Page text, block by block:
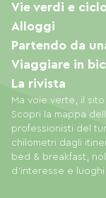
Ma voie verte, il
Scopri la mappa
professionisti del
chilometri dagli
bed & breakfast,
d'interesse e luoghi
Vie verdi e
Alloggi
Partendo da
Viaggiare in
La rivista